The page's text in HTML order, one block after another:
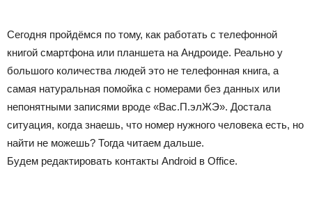
Сегодня пройдёмся по тому, как работать с телефонной
книгой смартфона или планшета на Андроиде. Реально у
большого количества людей это не телефонная книга, а
самая натуральная помойка с номерами без данных или
непонятными записями вроде «Вас.П.элЖЭ». Достала
ситуация, когда знаешь, что номер нужного человека есть, но
найти не можешь? Тогда читаем дальше.
Будем редактировать контакты Android в Office.